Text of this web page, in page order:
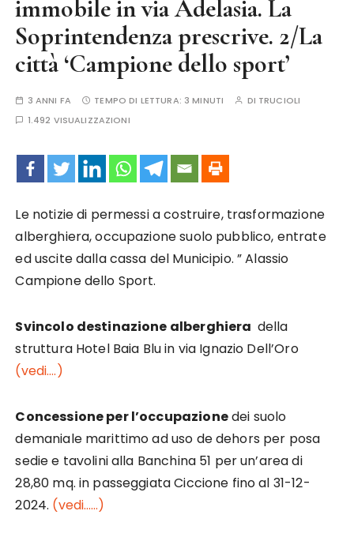
immobile in via Adelasia. La
Soprintendenza prescrive. 2/La
città ‘Campione dello sport’
3 ANNI FA TEMPO DI LETTURA: 3 MINUTI DI TRUCIOLI
1.492 VISUALIZZAZIONI
Le notizie di permessi a costruire, trasformazione
alberghiera, occupazione suolo pubblico, entrate
ed uscite dalla cassa del Municipio. ” Alassio
Campione dello Sport.
Svincolo destinazione alberghiera della
struttura Hotel Baia Blu in via Ignazio Dell’Oro
(vedi….)
Concessione per l’occupazionedei suolo
demaniale marittimo ad uso de dehors per posa
sedie e tavolini alla Banchina 51 per un’area di
28,80 mq. in passeggiata Ciccione fino al 31-12-
2024. (vedi……)